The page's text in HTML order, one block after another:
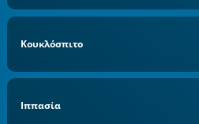
Κουκλόσπιτο
Ιππασία